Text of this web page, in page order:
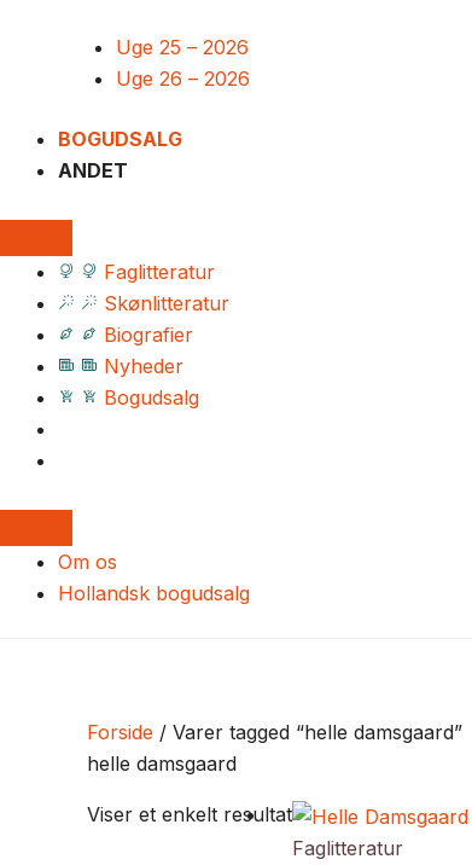
Uge 25 – 2026
Uge 26 – 2026
BOGUDSALG
ANDET
Faglitteratur
Skønlitteratur
Biografier
Nyheder
Bogudsalg
Om os
Hollandsk bogudsalg
Forside / Varer tagged “helle damsgaard”
helle damsgaard
Viser et enkelt resultat
Faglitteratur